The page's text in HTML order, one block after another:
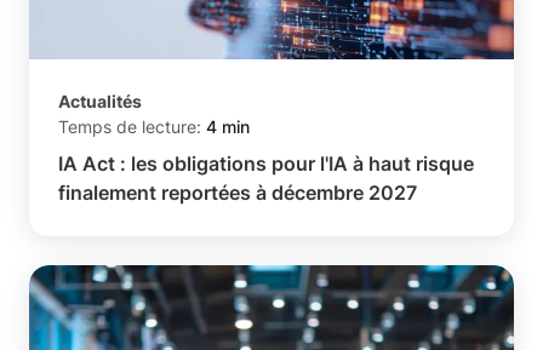
Actualités
Temps de lecture: 4 min
IA Act : les obligations pour l'IA à haut risque
finalement reportées à décembre 2027